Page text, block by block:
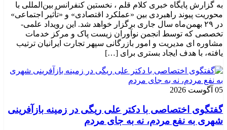
به گزارش پایگاه خبری کلام قلم ، نخستین کنفرانس بین‌المللی با
محوریت پیوند راهبردی بین «عملکرد اقتصادی» و «تأثیر اجتماعی»
در ۲۹ بهمن‌ماه سال جاری برگزار خواهد شد. این رویداد علمی-
تخصصی که توسط انجمن نوآوران زیست پاک و مرکز خدمات
مشاوره ای مدیریت و امور بازرگانی سپهر تجارت ایرانیان ترتیب
یافته، با هدف ایجاد بستری برای […]
05 آگوست 2026
گفتگوی اختصاصی با دکتر علی ریگی در زمینه بازآفرینی
شهری به نفع مردم، نه به جای مردم